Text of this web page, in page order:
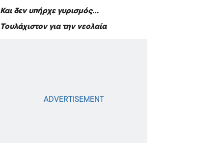
Και δεν υπήρχε γυρισμός…
Τουλάχιστον για την νεολαία